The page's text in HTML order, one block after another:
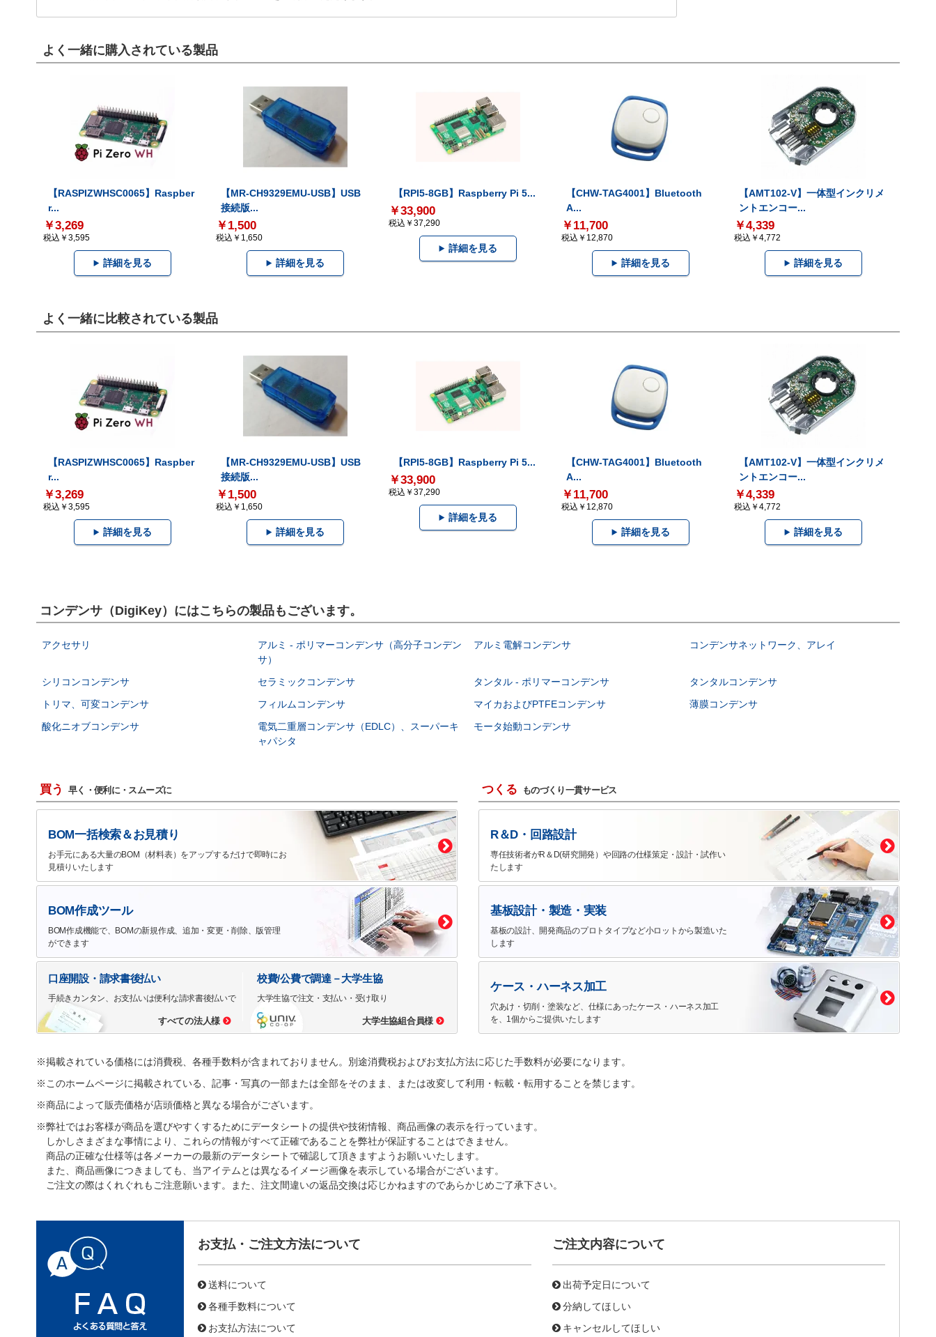
よく一緒に購入されている製品
【RASPIZWHSC0065】Raspber
r...
￥3,269
税込￥3,595
詳細を見る
【MR-CH9329EMU-USB】USB
接続版...
￥1,500
税込￥1,650
詳細を見る
【RPI5-8GB】Raspberry Pi 5...
￥33,900
税込￥37,290
詳細を見る
【CHW-TAG4001】Bluetooth
A...
￥11,700
税込￥12,870
詳細を見る
【AMT102-V】一体型インクリメ
ントエンコー...
￥4,339
税込￥4,772
詳細を見る
よく一緒に比較されている製品
【RASPIZWHSC0065】Raspber
r...
￥3,269
税込￥3,595
詳細を見る
【MR-CH9329EMU-USB】USB
接続版...
￥1,500
税込￥1,650
詳細を見る
【RPI5-8GB】Raspberry Pi 5...
￥33,900
税込￥37,290
詳細を見る
【CHW-TAG4001】Bluetooth
A...
￥11,700
税込￥12,870
詳細を見る
【AMT102-V】一体型インクリメ
ントエンコー...
￥4,339
税込￥4,772
詳細を見る
コンデンサ（DigiKey）にはこちらの製品もございます。
アクセサリ
アルミ - ポリマーコンデンサ（高分子コンデン
サ）
アルミ電解コンデンサ コンデンサネットワーク、アレイ
シリコンコンデンサ セラミックコンデンサ タンタル - ポリマーコンデンサ
タンタルコンデンサ
トリマ、可変コンデンサ
フィルムコンデンサ マイカおよびPTFEコンデンサ
薄膜コンデンサ
酸化ニオブコンデンサ
電気二重層コンデンサ（EDLC）、スーパーキ
ャパシタ
モータ始動コンデンサ
買う 早く・便利に・スムーズに
BOM一括検索＆お見積り
お手元にある大量のBOM（材料表）をアップするだけで即時にお
見積りいたします
BOM作成ツール
BOM作成機能で、BOMの新規作成、追加・変更・削除、版管理
ができます
口座開設・請求書後払い
手続きカンタン、お支払いは便利な請求書後払いで
すべての法人様
校費/公費で調達－大学生協
大学生協で注文・支払い・受け取り
大学生協組合員様
つくる ものづくり一貫サービス
R＆D・回路設計
専任技術者がR＆D(研究開発）や回路の仕様策定・設計・試作い
たします
基板設計・製造・実装
基板の設計、開発商品のプロトタイプなど小ロットから製造いた
します
ケース・ハーネス加工
穴あけ・切削・塗装など、仕様にあったケース・ハーネス加工
を、1個からご提供いたします
※掲載されている価格には消費税、各種手数料が含まれておりません。別途消費税およびお支払方法に応じた手数料が必要になります。
※このホームページに掲載されている、記事・写真の一部または全部をそのまま、または改変して利用・転載・転用することを禁じます。
※商品によって販売価格が店頭価格と異なる場合がございます。
※弊社ではお客様が商品を選びやすくするためにデータシートの提供や技術情報、商品画像の表示を行っています。
しかしさまざまな事情により、これらの情報がすべて正確であることを弊社が保証することはできません。
商品の正確な仕様等は各メーカーの最新のデータシートで確認して頂きますようお願いいたします。
また、商品画像につきましても、当アイテムとは異なるイメージ画像を表示している場合がございます。
ご注文の際はくれぐれもご注意願います。また、注文間違いの返品交換は応じかねますのであらかじめご了承下さい。
お支払・ご注文方法について
送料について
各種手数料について
お支払方法について
ご注文内容について
出荷予定日について
分納してほしい
キャンセルしてほしい